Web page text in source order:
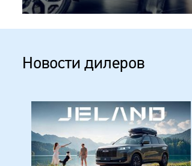
Новости дилеров